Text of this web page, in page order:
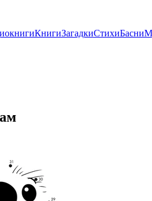
КнигиЗагадкиСтихиБасни